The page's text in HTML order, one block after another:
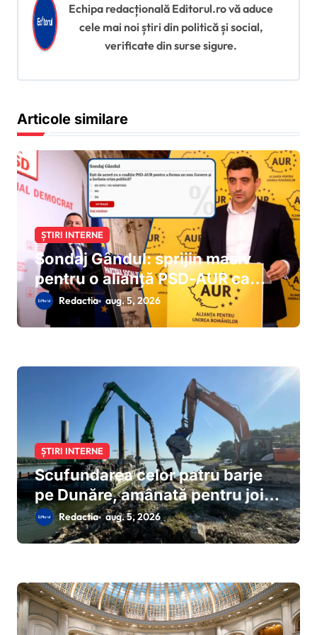
e
î
n
a
t
o
e
Echipa redacțională Editorul.ro vă aduce
cele mai noi știri din politică și social,
verificate din surse sigure.
Articole similare
ȘTIRI INTERNE
Sondaj Gândul: sprijin masiv
pentru o alianță PSD-AUR ca
soluție a ieșirii din criza politică
Redactia aug. 5, 2026
ȘTIRI INTERNE
Scufundarea celor patru barje
pe Dunăre, amânată pentru joi
dimineață
Redactia aug. 5, 2026